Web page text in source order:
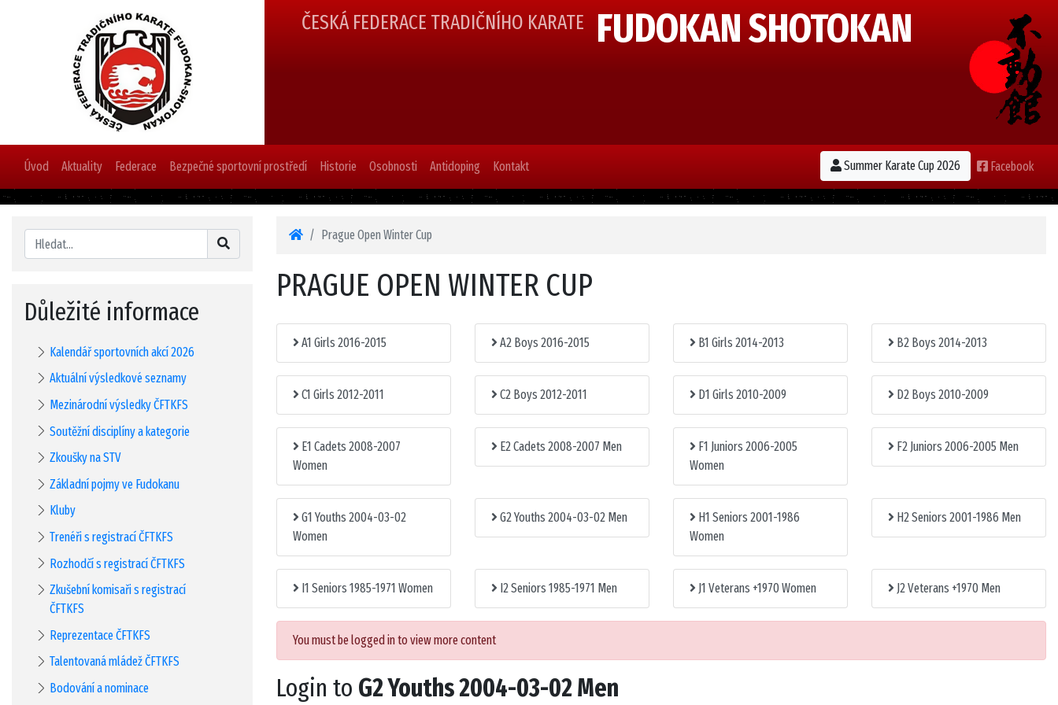
ČESKÁ FEDERACE TRADIČNÍHO KARATE FUDOKAN SHOTOKAN
Úvod Aktuality Federace Bezpečné sportovní prostředí Historie Osobnosti Antidoping Kontakt Summer Karate Cup 2026 Facebook
Důležité informace
Kalendář sportovních akcí 2026
Aktuální výsledkové seznamy
Mezinárodní výsledky ČFTKFS
Soutěžní disciplíny a kategorie
Zkoušky na STV
Základní pojmy ve Fudokanu
Kluby
Trenéři s registrací ČFTKFS
Rozhodčí s registrací ČFTKFS
Zkušební komisaři s registrací
ČFTKFS
Reprezentace ČFTKFS
Talentovaná mládež ČFTKFS
Bodování a nominace
Prague Open Winter Cup
PRAGUE OPEN WINTER CUP
A1 Girls 2016-2015 A2 Boys 2016-2015 B1 Girls 2014-2013 B2 Boys 2014-2013
C1 Girls 2012-2011 C2 Boys 2012-2011 D1 Girls 2010-2009 D2 Boys 2010-2009
E1 Cadets 2008-2007
Women
E2 Cadets 2008-2007 Men
F1 Juniors 2006-2005
Women
F2 Juniors 2006-2005 Men
G1 Youths 2004-03-02
Women
G2 Youths 2004-03-02 Men
H1 Seniors 2001-1986
Women
H2 Seniors 2001-1986 Men
I1 Seniors 1985-1971 Women I2 Seniors 1985-1971 Men J1 Veterans +1970 Women J2 Veterans +1970 Men
You must be logged in to view more content
Login to G2 Youths 2004-03-02 Men